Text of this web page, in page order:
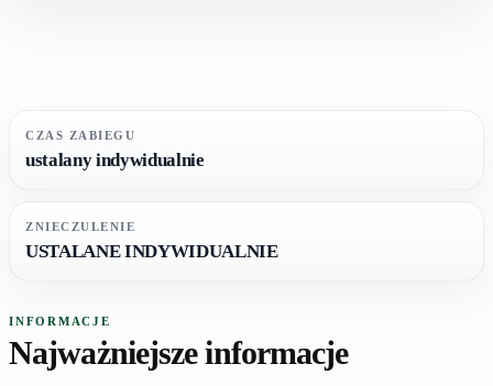
CZAS ZABIEGU
ustalany indywidualnie
ZNIECZULENIE
USTALANE INDYWIDUALNIE
INFORMACJE
Najważniejsze informacje